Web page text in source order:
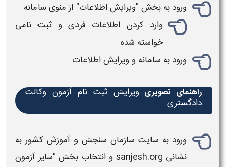
ورود به بخش "ویرایش اطلاعات" از منوی سامانه
وارد کردن اطلاعات فردی و ثبت نامی
خواسته شده
ورود به سامانه وویرایش اطلاعات
راهنمای تصویریویرایش ثبت نام آزمون وکالت
دادگستری
ورود به سایت سازمان سنجش و آموزش کشور به
نشانی sanjesh.org
و انتخاب بخش "سایر آزمون